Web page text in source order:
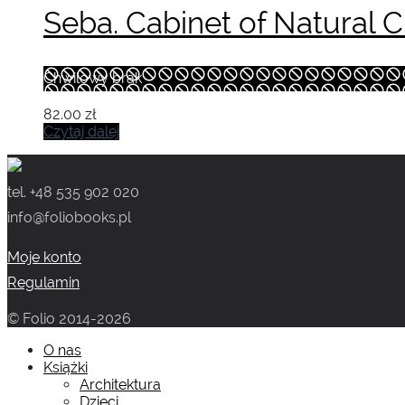
Seba. Cabinet of Natural
Chwilowy brak
82.00 zł
Czytaj dalej
tel. +48 535 902 020
info@foliobooks.pl
Moje konto
Regulamin
© Folio 2014-2026
O nas
Książki
Architektura